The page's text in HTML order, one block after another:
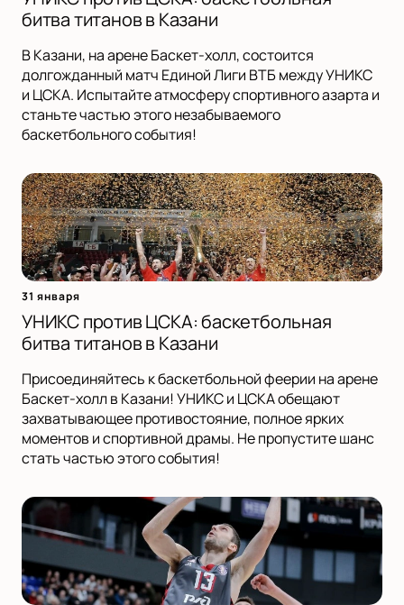
битва титанов в Казани
В Казани, на арене Баскет-холл, состоится
долгожданный матч Единой Лиги ВТБ между УНИКС
и ЦСКА. Испытайте атмосферу спортивного азарта и
станьте частью этого незабываемого
баскетбольного события!
31 января
УНИКС против ЦСКА: баскетбольная
битва титанов в Казани
Присоединяйтесь к баскетбольной феерии на арене
Баскет-холл в Казани! УНИКС и ЦСКА обещают
захватывающее противостояние, полное ярких
моментов и спортивной драмы. Не пропустите шанс
стать частью этого события!